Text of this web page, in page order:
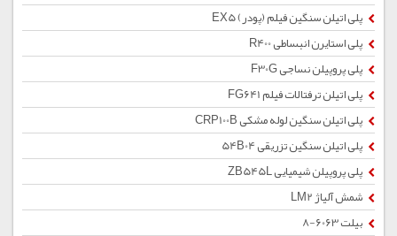
پلی اتیلن سنگین فیلم (پودر) EX5
پلی استایرن انبساطی R400
پلی پروپیلن نساجی F30G
پلی اتیلن ترفتالات فیلم FG641
پلی اتیلن سنگین لوله مشکی CRP100B
پلی اتیلن سنگین تزریقی 54B04
پلی پروپیلن شیمیایی ZB545L
شمش آلیاژ LM2
بیلت 6063-8